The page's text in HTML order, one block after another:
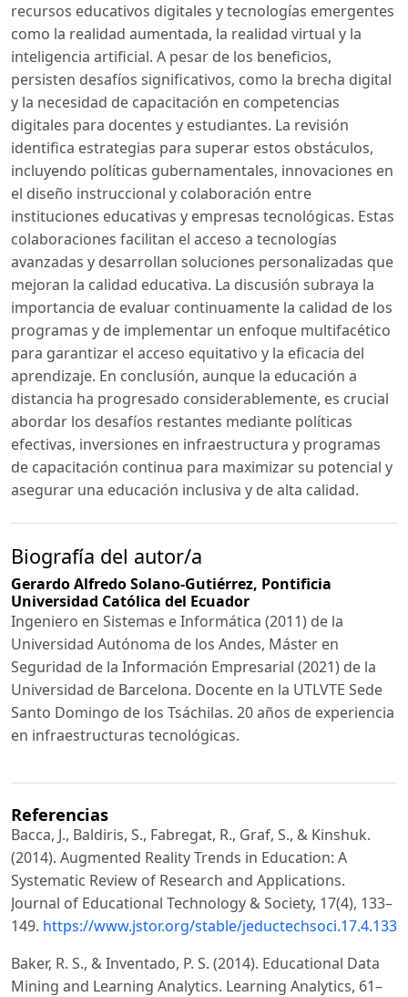
recursos educativos digitales y tecnologías emergentes
como la realidad aumentada, la realidad virtual y la
inteligencia artificial. A pesar de los beneficios,
persisten desafíos significativos, como la brecha digital
y la necesidad de capacitación en competencias
digitales para docentes y estudiantes. La revisión
identifica estrategias para superar estos obstáculos,
incluyendo políticas gubernamentales, innovaciones en
el diseño instruccional y colaboración entre
instituciones educativas y empresas tecnológicas. Estas
colaboraciones facilitan el acceso a tecnologías
avanzadas y desarrollan soluciones personalizadas que
mejoran la calidad educativa. La discusión subraya la
importancia de evaluar continuamente la calidad de los
programas y de implementar un enfoque multifacético
para garantizar el acceso equitativo y la eficacia del
aprendizaje. En conclusión, aunque la educación a
distancia ha progresado considerablemente, es crucial
abordar los desafíos restantes mediante políticas
efectivas, inversiones en infraestructura y programas
de capacitación continua para maximizar su potencial y
asegurar una educación inclusiva y de alta calidad.
Biografía del autor/a
Gerardo Alfredo Solano-Gutiérrez, Pontificia
Universidad Católica del Ecuador
Ingeniero en Sistemas e Informática (2011) de la
Universidad Autónoma de los Andes, Máster en
Seguridad de la Información Empresarial (2021) de la
Universidad de Barcelona. Docente en la UTLVTE Sede
Santo Domingo de los Tsáchilas. 20 años de experiencia
en infraestructuras tecnológicas.
Referencias
Bacca, J., Baldiris, S., Fabregat, R., Graf, S., & Kinshuk.
(2014). Augmented Reality Trends in Education: A
Systematic Review of Research and Applications.
Journal of Educational Technology & Society, 17(4), 133–
149. https://www.jstor.org/stable/jeductechsoci.17.4.133
Baker, R. S., & Inventado, P. S. (2014). Educational Data
Mining and Learning Analytics. Learning Analytics, 61–